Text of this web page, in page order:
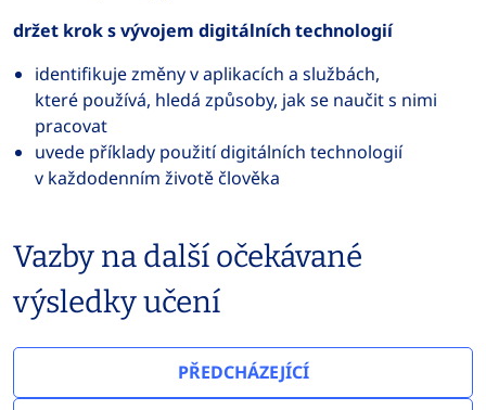
držet krok s vývojem digitálních technologií
identifikuje změny v aplikacích a službách,
které používá, hledá způsoby, jak se naučit s nimi
pracovat
uvede příklady použití digitálních technologií
v každodenním životě člověka
Vazby na další očekávané
výsledky učení
PŘEDCHÁZEJÍCÍ